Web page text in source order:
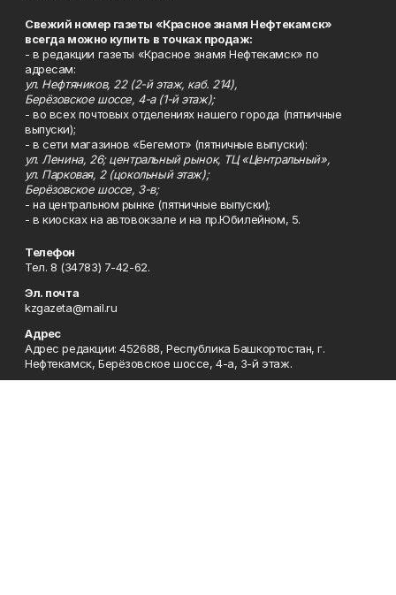
Свежий номер газеты «Красное знамя Нефтекамск»
всегда можно купить в точках продаж:
- в редакции газеты «Красное знамя Нефтекамск» по
адресам:
ул. Нефтяников, 22 (2-й этаж, каб. 214),
Берёзовское шоссе, 4-а (1-й этаж);
- во всех почтовых отделениях нашего города (пятничные
выпуски);
- в сети магазинов «Бегемот» (пятничные выпуски):
ул. Ленина, 26; центральный рынок, ТЦ «Центральный»,
ул. Парковая, 2 (цокольный этаж);
Берёзовское шоссе, 3-в;
- на центральном рынке (пятничные выпуски);
- в киосках на автовокзале и на пр.Юбилейном, 5.
Телефон
Тел. 8 (34783) 7-42-62.
Эл. почта
kzgazeta@mail.ru
Адрес
Адрес редакции: 452688, Республика Башкортостан, г.
Нефтекамск, Берёзовское шоссе, 4-а, 3-й этаж.